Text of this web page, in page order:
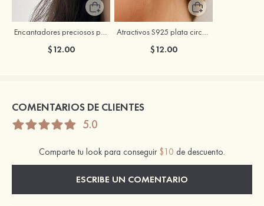
Encantadores preciosos perla pendientes
$12.00
Atractivos S925 plata circón pendientes
$12.00
COMENTARIOS DE CLIENTES
5.0
Comparte tu look para conseguir $10 de descuento.
ESCRIBE UN COMENTARIO